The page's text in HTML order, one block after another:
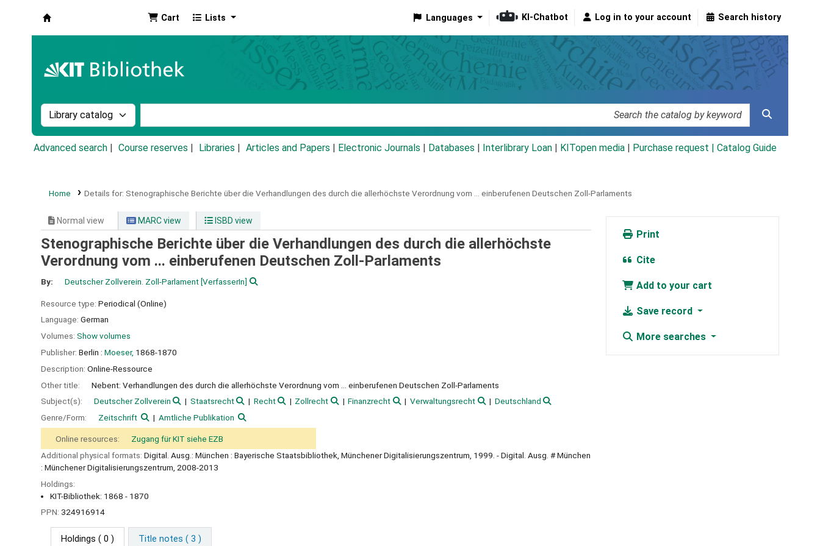
Cart Lists Languages KI-Chatbot Log in to your account Search history
Search the catalog by:
Advanced search Course reserves Libraries Articles and Papers Electronic Journals Databases Interlibrary Loan KITopen media Purchase request | Catalog Guide
Home Details for: Stenographische Berichte über die Verhandlungen des durch die allerhöchste Verordnung vom ... einberufenen Deutschen Zoll-Parlaments
Normal view MARC view ISBD view
Stenographische Berichte über die Verhandlungen des durch die allerhöchste
Verordnung vom ... einberufenen Deutschen Zoll-Parlaments
By: Deutscher Zollverein. Zoll-Parlament[VerfasserIn]
Resource type: Periodical (Online)
Language: German
Volumes: Show volumes
Publisher: Berlin : Moeser, 1868-1870
Description: Online-Ressource
Other title:
Nebent: Verhandlungen des durch die allerhöchste Verordnung vom ... einberufenen Deutschen Zoll-Parlaments
Subject(s):
Deutscher Zollverein Staatsrecht Recht Zollrecht Finanzrecht Verwaltungsrecht
Deutschland
Genre/Form:
Zeitschrift Amtliche Publikation
Online resources:
Zugang für KIT siehe EZB
Additional physical formats: Digital. Ausg.: München : Bayerische Staatsbibliothek, Münchener Digitalisierungszentrum, 1999. - Digital. Ausg. # München
: Münchener Digitalisierungszentrum, 2008-2013
Holdings:
KIT-Bibliothek: 1868 - 1870
PPN: 324916914
Holdings ( 0 ) Title notes ( 3 )
Print
Cite
Add to your cart
Save record
More searches